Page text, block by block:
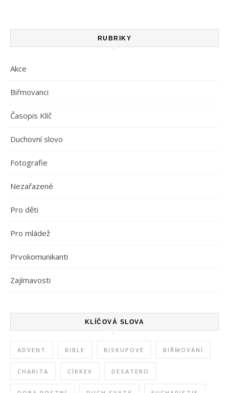
RUBRIKY
Akce
Biřmovanci
Časopis Klíč
Duchovní slovo
Fotografie
Nezařazené
Pro děti
Pro mládež
Prvokomunikanti
Zajímavosti
KLÍČOVÁ SLOVA
ADVENT BIBLE BISKUPOVÉ BIŘMOVÁNÍ
CHARITA CÍRKEV DESATERO